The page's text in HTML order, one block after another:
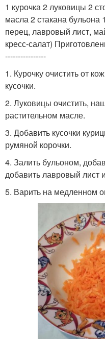
1 курочка 2 луковицы 2
масла 2 стакана бульона
перец, лавровый лист,
кресс-салат)
----------------
1. Курочку очистить от
кусочки.
2. Луковицы очистить,
растительном масле.
3. Добавить кусочки
румяной корочки.
4. Залить бульоном,
добавить лавровый лист
5. Варить на медленном